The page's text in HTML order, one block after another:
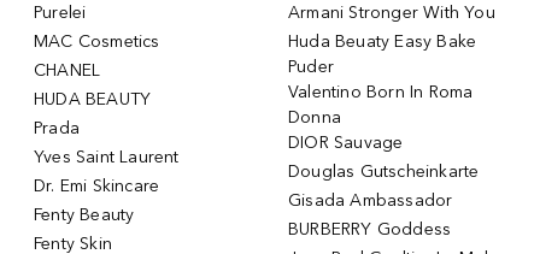
Purelei
MAC Cosmetics
CHANEL
HUDA BEAUTY
Prada
Yves Saint Laurent
Dr. Emi Skincare
Fenty Beauty
Fenty Skin
Armani Stronger With You
Huda Beuaty Easy Bake
Puder
Valentino Born In Roma
Donna
DIOR Sauvage
Douglas Gutscheinkarte
Gisada Ambassador
BURBERRY Goddess